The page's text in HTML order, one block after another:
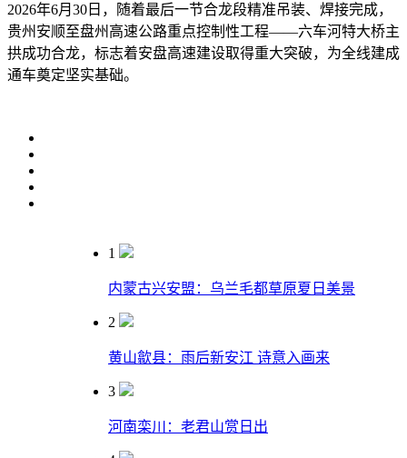
2026年6月30日，随着最后一节合龙段精准吊装、焊接完成，
贵州安顺至盘州高速公路重点控制性工程——六车河特大桥主
拱成功合龙，标志着安盘高速建设取得重大突破，为全线建成
通车奠定坚实基础。
1
内蒙古兴安盟：乌兰毛都草原夏日美景
2
黄山歙县：雨后新安江 诗意入画来
3
河南栾川：老君山赏日出